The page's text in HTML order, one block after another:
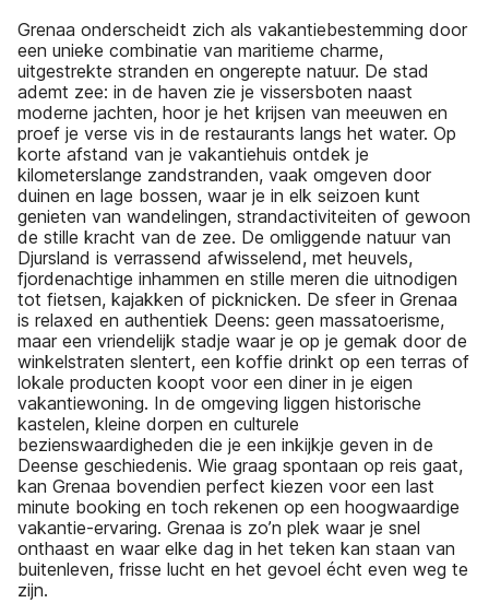
Grenaa onderscheidt zich als vakantiebestemming door
een unieke combinatie van maritieme charme,
uitgestrekte stranden en ongerepte natuur. De stad
ademt zee: in de haven zie je vissersboten naast
moderne jachten, hoor je het krijsen van meeuwen en
proef je verse vis in de restaurants langs het water. Op
korte afstand van je vakantiehuis ontdek je
kilometerslange zandstranden, vaak omgeven door
duinen en lage bossen, waar je in elk seizoen kunt
genieten van wandelingen, strandactiviteiten of gewoon
de stille kracht van de zee. De omliggende natuur van
Djursland is verrassend afwisselend, met heuvels,
fjordenachtige inhammen en stille meren die uitnodigen
tot fietsen, kajakken of picknicken. De sfeer in Grenaa
is relaxed en authentiek Deens: geen massatoerisme,
maar een vriendelijk stadje waar je op je gemak door de
winkelstraten slentert, een koffie drinkt op een terras of
lokale producten koopt voor een diner in je eigen
vakantiewoning. In de omgeving liggen historische
kastelen, kleine dorpen en culturele
bezienswaardigheden die je een inkijkje geven in de
Deense geschiedenis. Wie graag spontaan op reis gaat,
kan Grenaa bovendien perfect kiezen voor een last
minute booking en toch rekenen op een hoogwaardige
vakantie-ervaring. Grenaa is zo’n plek waar je snel
onthaast en waar elke dag in het teken kan staan van
buitenleven, frisse lucht en het gevoel écht even weg te
zijn.